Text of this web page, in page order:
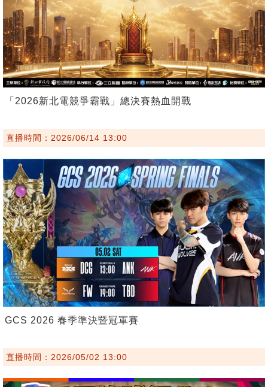
「2026新北電競爭霸戰」總決賽熱血開戰
直播時間：2026/06/14 13:00
GCS 2026 春季準決暨冠軍賽
直播時間：2026/05/02 13:00